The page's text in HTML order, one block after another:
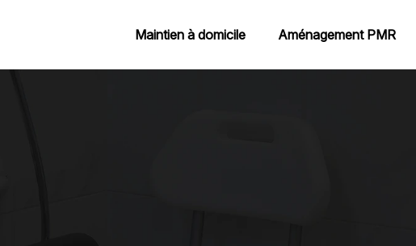
Maintien à domicile Aménagement PMR